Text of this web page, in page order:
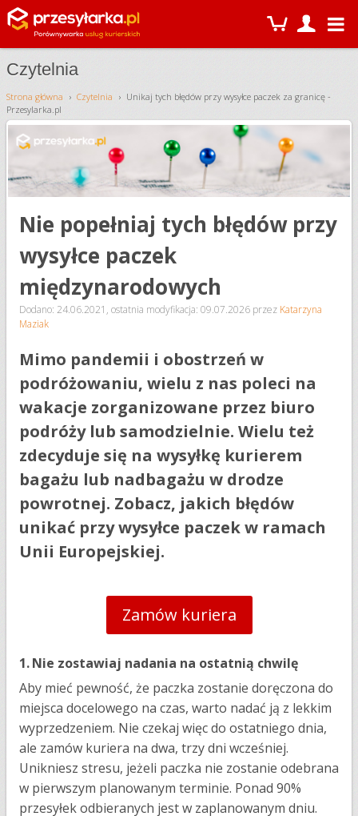
Czytelnia
Strona główna Czytelnia
Unikaj tych błędów przy wysyłce paczek za granicę -
Przesylarka.pl
Nie popełniaj tych błędów przy
wysyłce paczek
międzynarodowych
Dodano: 24.06.2021 , ostatnia modyfikacja: 09.07.2026 przez Katarzyna
Maziak
Mimo pandemii i obostrzeń w
podróżowaniu, wielu z nas poleci na
wakacje zorganizowane przez biuro
podróży lub samodzielnie. Wielu też
zdecyduje się na wysyłkę kurierem
bagażu lub nadbagażu w drodze
powrotnej. Zobacz, jakich błędów
unikać przy wysyłce paczek w ramach
Unii Europejskiej.
Zamów kuriera
1.Nie zostawiaj nadania na ostatnią chwilę
Aby mieć pewność, że paczka zostanie doręczona do
miejsca docelowego na czas, warto nadać ją z lekkim
wyprzedzeniem. Nie czekaj więc do ostatniego dnia,
ale zamów kuriera na dwa, trzy dni wcześniej.
Unikniesz stresu, jeżeli paczka nie zostanie odebrana
w pierwszym planowanym terminie. Ponad 90%
przesyłek odbieranych jest w zaplanowanym dniu.